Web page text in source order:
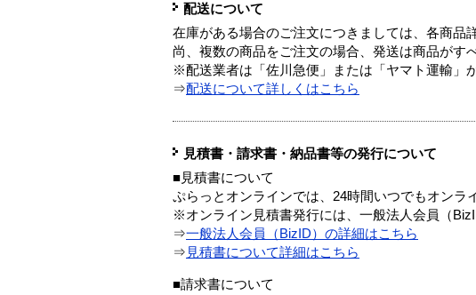
配送について
在庫がある場合のご注文につきましては、各商品
尚、複数の商品をご注文の場合、発送は商品がす
※配送業者は「佐川急便」または「ヤマト運輸」
⇒配送について詳しくはこちら
見積書・請求書・納品書等の発行について
■見積書について
ぷらっとオンラインでは、24時間いつでもオンラ
※オンライン見積書発行には、一般法人会員（
⇒一般法人会員（BizID）の詳細はこちら
⇒ 見積書について詳細はこちら
■請求書について